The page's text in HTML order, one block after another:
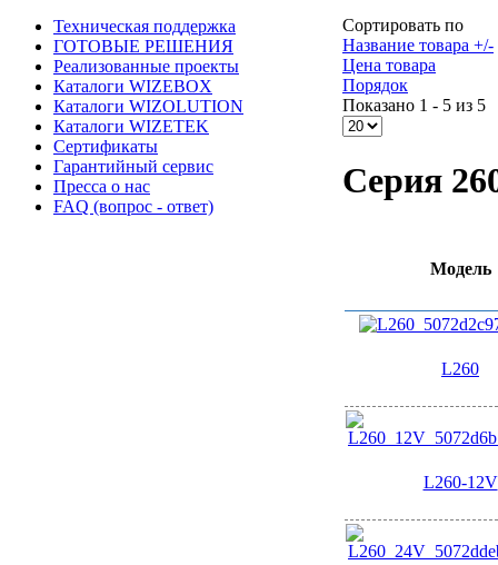
Техническая поддержка
ГОТОВЫЕ РЕШЕНИЯ
Реализованные проекты
Каталоги WIZEBOX
Каталоги WIZOLUTION
Каталоги WIZETEK
Сертификаты
Гарантийный сервис
Пресса о нас
FAQ (вопрос - ответ)
Сортировать по
Название товара +/-
Цена товара
Порядок
Показано 1 - 5 из 5
Серия
Модель
L260
L260-12V